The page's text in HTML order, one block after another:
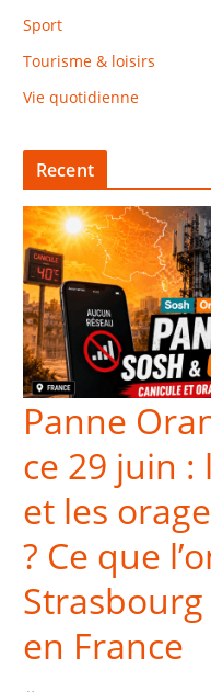
Sport
Tourisme & loisirs
Vie quotidienne
Recent
Panne
ce 29 juin :
et les
? Ce que
en France